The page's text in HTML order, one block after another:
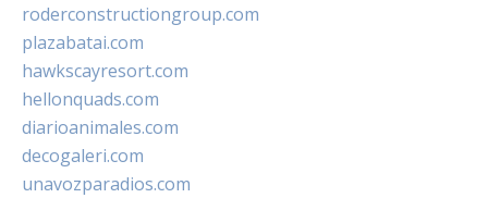
roderconstructiongroup.com
plazabatai.com
hawkscayresort.com
hellonquads.com
diarioanimales.com
decogaleri.com
unavozparadios.com